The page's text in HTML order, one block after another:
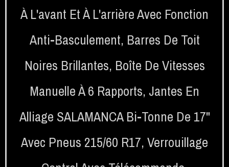
À L'avant Et À L'arrière Avec Fonction
Anti-Basculement, Barres De Toit
Noires Brillantes, Boîte De Vitesses
Manuelle À 6 Rapports, Jantes En
Alliage SALAMANCA Bi-Tonne De 17"
Avec Pneus 215/60 R17, Verrouillage